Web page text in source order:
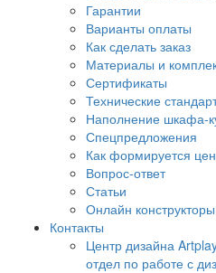
Гарантии
Варианты оплаты
Как сделать заказ
Материалы и
Сертификаты
Технические
Наполнение шкафа-
Спецпредложения
Как формируется
Вопрос-ответ
Статьи
Онлайн конструкторы
Контакты
Центр дизайна
отдел по работе с